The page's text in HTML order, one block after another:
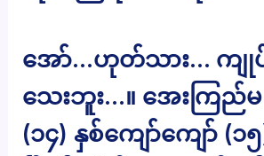
အော်…ဟုတ်သား… ကျုပ်
သေးဘူး…။ အေးကြ
(၁၄) နှစ်ကျော်ကျော် (၁